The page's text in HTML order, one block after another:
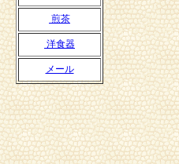
煎茶
洋食器
メール